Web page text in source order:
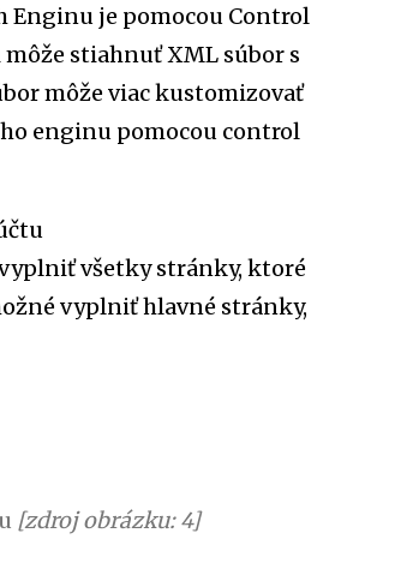
Enginu je pomocou Control
stiahnuť XML súbor s
môže viac kustomizovať
enginu pomocou control
vyplniť všetky stránky, ktoré
vyplniť hlavné stránky,
[zdroj obrázku: 4]